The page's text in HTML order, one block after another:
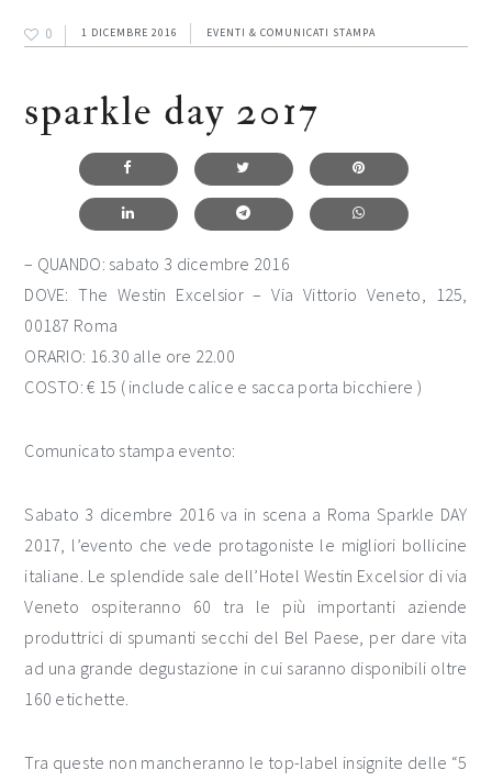
0 1 DICEMBRE 2016 EVENTI & COMUNICATI STAMPA
sparkle day 2017
– QUANDO: sabato 3 dicembre 2016
DOVE: The Westin Excelsior – Via Vittorio Veneto, 125,
00187 Roma
ORARIO: 16.30 alle ore 22.00
COSTO: € 15 ( include calice e sacca porta bicchiere )
Comunicato stampa evento:
Sabato 3 dicembre 2016 va in scena a Roma Sparkle DAY
2017, l’evento che vede protagoniste le migliori bollicine
italiane. Le splendide sale dell’Hotel Westin Excelsior di via
Veneto ospiteranno 60 tra le più importanti aziende
produttrici di spumanti secchi del Bel Paese, per dare vita
ad una grande degustazione in cui saranno disponibili oltre
160 etichette.
Tra queste non mancheranno le top-label insignite delle “5